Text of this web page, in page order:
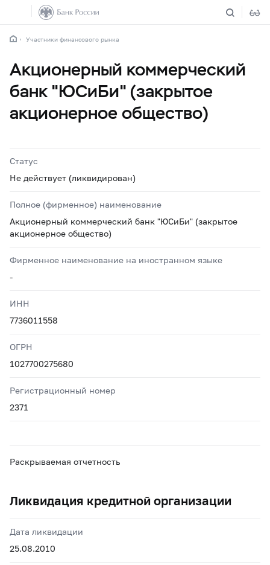
Участники финансового рынка
Акционерный коммерческий
банк "ЮСиБи" (закрытое
акционерное общество)
Статус
Не действует (ликвидирован)
Полное (фирменное) наименование
Акционерный коммерческий банк "ЮСиБи" (закрытое
акционерное общество)
Фирменное наименование на иностранном языке
-
ИНН
7736011558
ОГРН
1027700275680
Регистрационный номер
2371
Раскрываемая отчетность
Ликвидация кредитной организации
Дата ликвидации
25.08.2010